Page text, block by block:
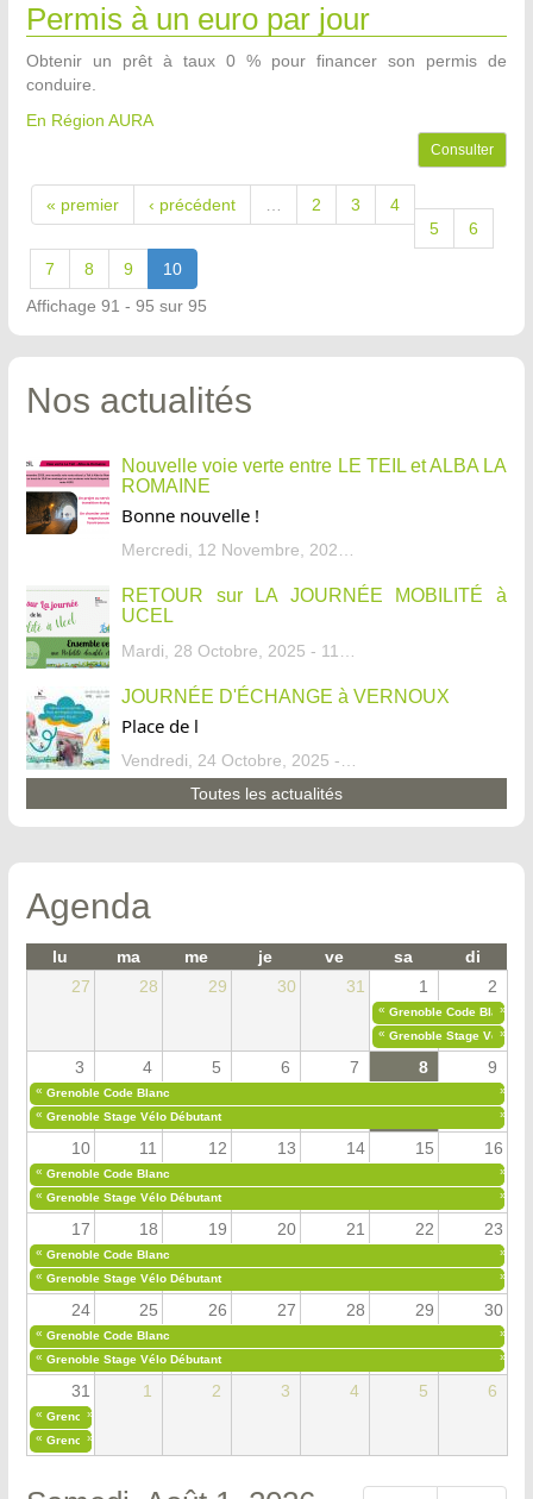
Permis à un euro par jour
Obtenir un prêt à taux 0 % pour financer son permis de
conduire.
En Région AURA
Consulter
« premier ‹ précédent … 2 3
4
5
6
7 8 9
10
Affichage 91 - 95 sur 95
Nos actualités
Nouvelle voie verte entre LE TEIL et ALBA LA
ROMAINE
Bonne nouvelle !
Mercredi, 12 Novembre, 2025 - 13:34
RETOUR sur LA JOURNÉE MOBILITÉ à
UCEL
Mardi, 28 Octobre, 2025 - 11:46
JOURNÉE D'ÉCHANGE à VERNOUX
Place de l
Vendredi, 24 Octobre, 2025 - 13:07
Toutes les actualités
Agenda
lu ma me je ve sa
di
27
28 29 30 31 1 2
« Grenoble Code Blanc
»
« Grenoble Stage Vélo
»
3 4 5 6 7 8 9
« Grenoble Code Blanc
»
« Grenoble Stage Vélo Débutant »
10 11 12 13 14 15 16
« Grenoble Code Blanc
»
« Grenoble Stage Vélo Débutant »
17 18 19 20 21 22 23
« Grenoble Code Blanc
»
« Grenoble Stage Vélo Débutant »
24 25 26 27 28 29 30
« Grenoble Code Blanc
»
« Grenoble Stage Vélo Débutant »
31 1 2 3 4 5 6
« Grenoble Code Blanc
»
« Grenoble Stage Vélo Débutant
»